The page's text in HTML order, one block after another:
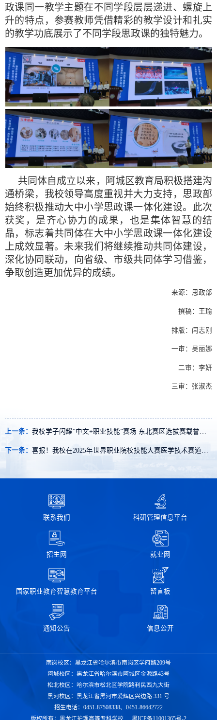
政课同一教学主题在不同学段层层递进、螺旋上
升的特点，参赛教师凭借精彩的教学设计和扎实
的教学功底展示了不同学段思政课的独特魅力。
共同体自成立以来，阿城区教育局积极搭建沟
通桥梁，我校领导高度重视并大力支持，思政部
始终积极推动大中小学思政课一体化建设。此次
获奖，是齐心协力的成果，也是集体智慧的结
晶，标志着共同体在大中小学思政课一体化建设
上成效显著。未来我们将继续推动共同体建设，
深化协同联动，向省级、市级共同体学习借鉴，
争取创造更加优异的成绩。
来源：思政部
撰稿：王瑜
排版：闫志刚
一审：吴丽娜
二审：李妍
三审：张淑杰
上一条： 我校学子闪耀“中文+职业技能”赛场 东北赛区选拔赛载誉而归
下一条：
联系我们 科研管理信息平台
招生网 就业网
国家职业教育智慧教育平台 留言板
通知公告 信息公开
南岗校区：黑龙江省哈尔滨市南岗区学府路209号
阿城校区：黑龙江省哈尔滨市阿城区金源路43号
松北校区：哈尔滨市松北区学院路利民西九大街
黑河校区：黑龙江省黑河市爱辉区兴边路 331 号
招生电话：0451-87508338、0451-86642722